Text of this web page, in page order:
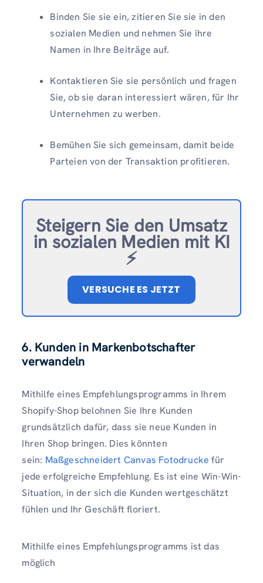
Binden Sie sie ein, zitieren Sie sie in den
sozialen Medien und nehmen Sie ihre
Namen in Ihre Beiträge auf.
Kontaktieren Sie sie persönlich und fragen
Sie, ob sie daran interessiert wären, für Ihr
Unternehmen zu werben.
Bemühen Sie sich gemeinsam, damit beide
Parteien von der Transaktion profitieren.
Steigern Sie den Umsatz
in sozialen Medien mit KI
⚡️
VERSUCHE ES JETZT
6. Kunden in Markenbotschafter
verwandeln
Mithilfe eines Empfehlungsprogramms in Ihrem
Shopify-Shop belohnen Sie Ihre Kunden
grundsätzlich dafür, dass sie neue Kunden in
Ihren Shop bringen. Dies könnten
sein: Maßgeschneidert Canvas Fotodrucke für
jede erfolgreiche Empfehlung. Es ist eine Win-Win-
Situation, in der sich die Kunden wertgeschätzt
fühlen und Ihr Geschäft floriert.
Mithilfe eines Empfehlungsprogramms ist das
möglich